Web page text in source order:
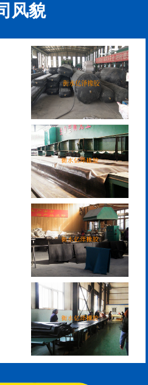
缝
D40、60、80型桥梁伸
缩缝
SF梳型伸缩缝
Z型桥梁伸缩缝
风貌